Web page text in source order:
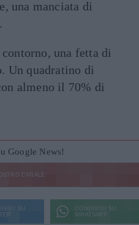
una manciata di
contorno, una fetta di
Un quadratino di
almeno il 70% di
Google News!
CANALE
SU
CONDIVIDI SU
WHATSAPP